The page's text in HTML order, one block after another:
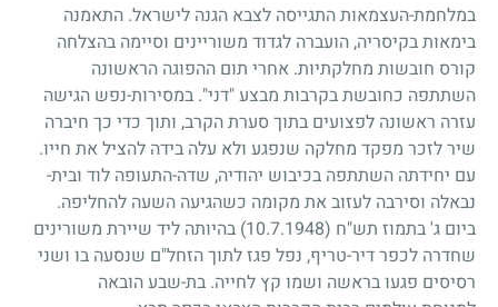
במלחמת-העצמאות התגייסה לצבא הגנה לישראל. התאמנה
בימאות בקיסריה, הועברה לגדוד משוריינים וסיימה בהצלחה
קורס חובשות מחלקתיות. אחרי תום ההפוגה הראשונה
השתתפה כחובשת בקרבות מבצע "דני". במסירות-נפש הגישה
עזרה ראשונה לפצועים בתוך סערת הקרב, ותוך כדי כך חיברה
שיר לזכר מפקד מחלקה שנפגע ולא עלה בידה להציל את חייו.
עם יחידתה השתתפה בכיבוש יהודיה, שדה-התעופה לוד ובית-
נבאלה וסירבה לעזוב את מקומה כשהגיעה השעה להחליפה.
ביום ג' בתמוז תש"ח (10.7.1948)
בהיותה ליד שיירת משורינים
שחדרה לכפר דיר-טריף, נפל פגז לתוך הזחל"ם שנסעה בו ושני
רסיסים פגעו בראשה ושמו קץ לחייה. בת-שבע הובאה